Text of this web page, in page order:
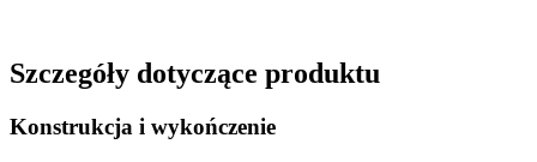
Szczegóły dotyczące produktu
Konstrukcja i wykończenie